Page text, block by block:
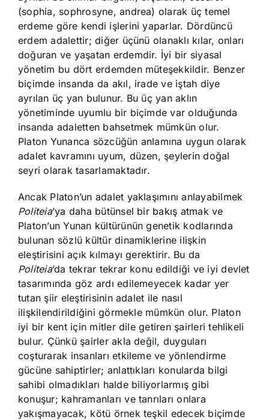
(sophia, sophrosyne, andrea) olarak üç temel
erdeme göre kendi işlerini yaparlar. Dördüncü
erdem adalettir; diğer üçünü olanaklı kılar, onları
doğuran ve yaşatan erdemdir. İyi bir siyasal
yönetim bu dört erdemden müteşekkildir. Benzer
biçimde insanda da akıl, irade ve iştah diye
ayrılan üç yan bulunur. Bu üç yan aklın
yönetiminde uyumlu bir biçimde var olduğunda
insanda adaletten bahsetmek mümkün olur.
Platon Yunanca sözcüğün anlamına uygun olarak
adalet kavramını uyum, düzen, şeylerin doğal
seyri olarak tasarlamaktadır.
Ancak Platon’un adalet yaklaşımını anlayabilmek
Politeia’ya daha bütünsel bir bakış atmak ve
Platon’un Yunan kültürünün genetik kodlarında
bulunan sözlü kültür dinamiklerine ilişkin
eleştirisini açık kılmayı gerektirir. Bu da
Politeia’da tekrar tekrar konu edildiği ve iyi devlet
tasarımında göz ardı edilemeyecek kadar yer
tutan şiir eleştirisinin adalet ile nasıl
ilişkilendirildiğini görmekle mümkün olur. Platon
iyi bir kent için mitler dile getiren şairleri tehlikeli
bulur. Çünkü şairler akla değil, duyguları
coşturarak insanları etkileme ve yönlendirme
gücüne sahiptirler; anlattıkları konularda bilgi
sahibi olmadıkları halde biliyorlarmış gibi
konuşur; kahramanları ve tanrıları onlara
yakışmayacak, kötü örnek teşkil edecek biçimde